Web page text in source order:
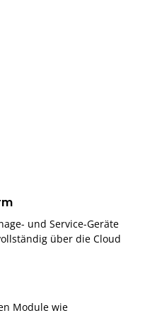
und Service-Geräte
über die Cloud
Module wie